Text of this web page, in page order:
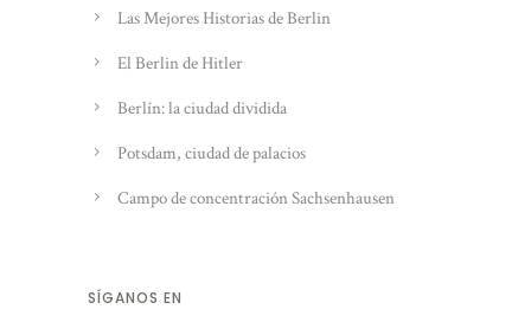
Las Mejores Historias de Berlin
El Berlin de Hitler
Berlín: la ciudad dividida
Potsdam, ciudad de palacios
Campo de concentración Sachsenhausen
SÍGANOS EN